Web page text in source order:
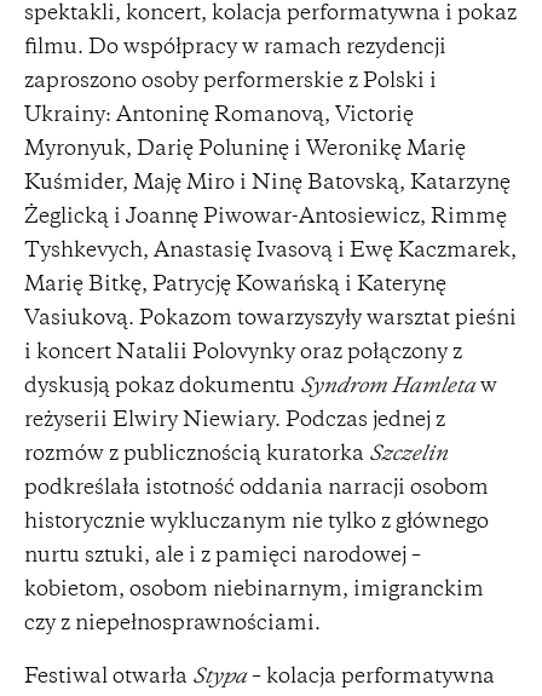
spektakli, koncert, kolacja performatywna i pokaz
filmu. Do współpracy w ramach rezydencji
zaproszono osoby performerskie z Polski i
Ukrainy: Antoninę Romanovą, Victorię
Myronyuk, Darię Poluninę i Weronikę Marię
Kuśmider, Maję Miro i Ninę Batovską, Katarzynę
Żeglicką i Joannę Piwowar-Antosiewicz, Rimmę
Tyshkevych, Anastasię Ivasovą i Ewę Kaczmarek,
Marię Bitkę, Patrycję Kowańską i Katerynę
Vasiukovą. Pokazom towarzyszyły warsztat pieśni
i koncert Natalii Polovynky oraz połączony z
dyskusją pokaz dokumentu Syndrom Hamletaw
reżyserii Elwiry Niewiary. Podczas jednej z
rozmów z publicznością kuratorka Szczelin
podkreślała istotność oddania narracji osobom
historycznie wykluczanym nie tylko z głównego
nurtu sztuki, ale i z pamięci narodowej –
kobietom, osobom niebinarnym, imigranckim
czy z niepełnosprawnościami.
Festiwal otwarła Stypa– kolacja performatywna